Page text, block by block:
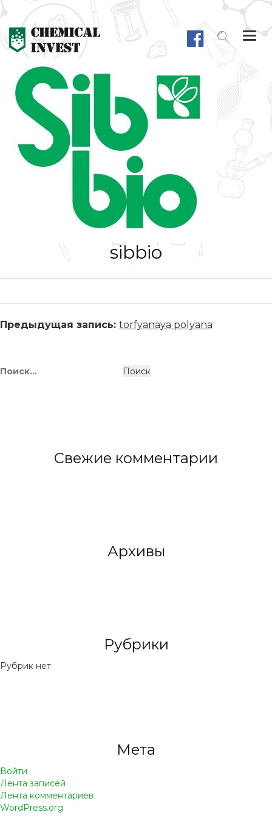
sibbio
Предыдущая запись: torfyanaya polyana
Свежие комментарии
Архивы
Рубрики
Рубрик нет
Мета
Войти
Лента записей
Лента комментариев
WordPress.org